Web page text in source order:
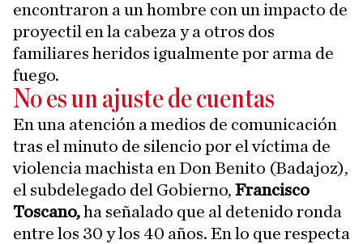
encontraron a un hombre con un impacto de
proyectil en la cabeza y a otros dos
familiares heridos igualmente por arma de
fuego.
No es un ajuste de cuentas
En una atención a medios de comunicación
tras el minuto de silencio por el víctima de
violencia machista en Don Benito (Badajoz),
el subdelegado del Gobierno, Francisco
Toscano,ha señalado que al detenido ronda
entre los 30 y los 40 años. En lo que respecta